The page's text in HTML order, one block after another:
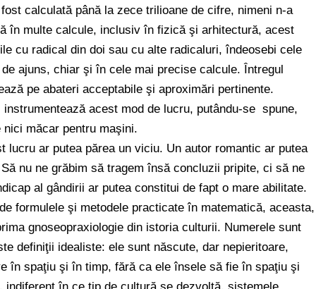
calculată până la zece trilioane de cifre, nimeni n-a
în multe calcule, inclusiv în fizică şi arhitectură, acest
cu radical din doi sau cu alte radicaluri, îndeosebi cele
ajuns, chiar şi în cele mai precise calcule. Întregul
pe abateri acceptabile şi aproximări pertinente.
acest mod de lucru, putându-se spune,
măcar pentru maşini.
lucru ar putea părea un viciu. Un autor romantic ar putea
nu ne grăbim să tragem însă concluzii pripite, ci să ne
al gândirii ar putea constitui de fapt o mare abilitate.
formulele şi metodele practicate în matematică, aceasta,
gnoseopraxiologie din istoria culturii. Numerele sunt
definiţii idealiste: ele sunt născute, dar nepieritoare,
în spaţiu şi în timp, fără ca ele însele să fie în spaţiu şi